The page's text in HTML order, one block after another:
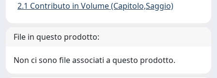
2.1 Contributo in Volume (Capitolo,Saggio)
File in questo prodotto:
Non ci sono file associati a questo prodotto.